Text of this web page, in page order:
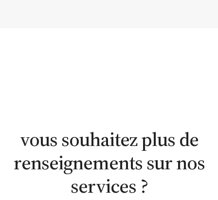
vous souhaitez plus de
renseignements sur nos
services ?